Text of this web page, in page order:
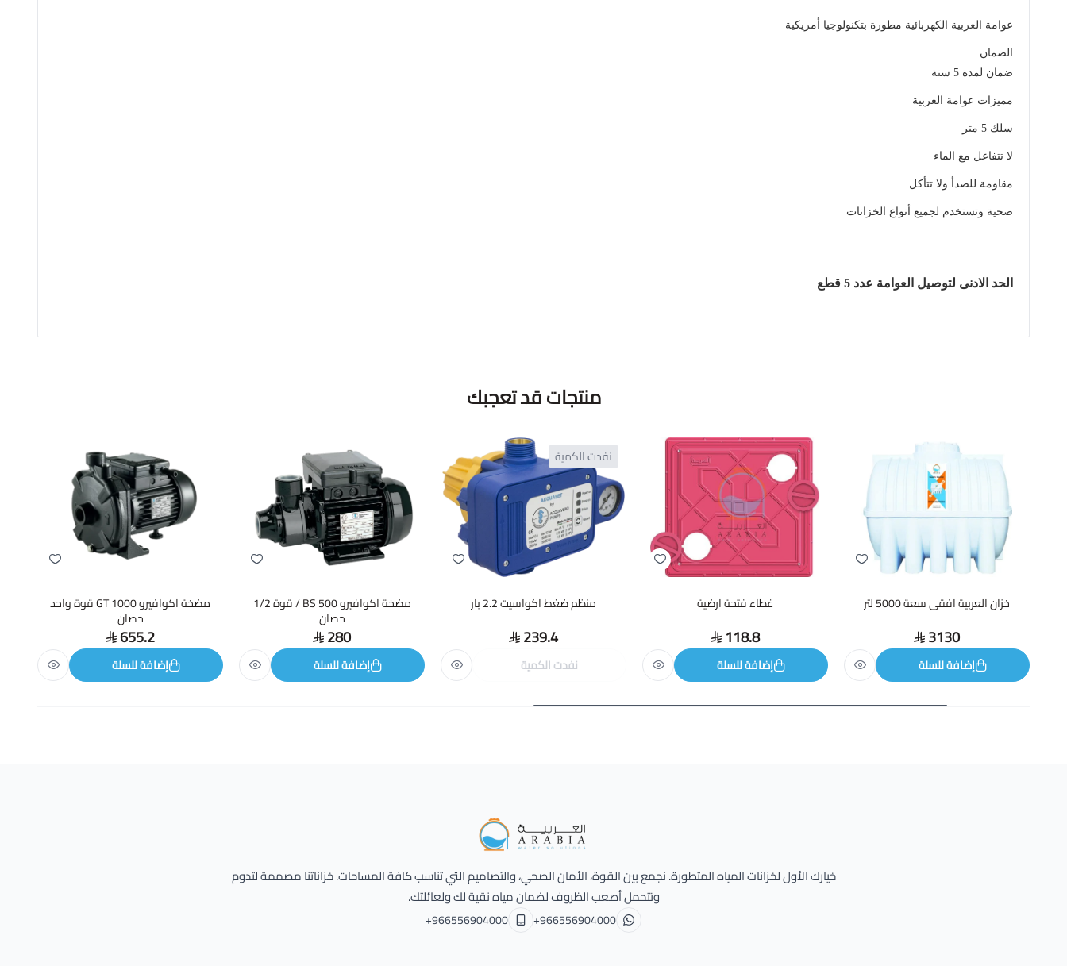
عوامة العربية الكهربائية مطورة بتكنولوجيا أمريكية
الضمان
ضمان لمدة 5 سنة
مميزات عوامة العربية
سلك 5 متر
لا تتفاعل مع الماء
مقاومة للصدأ ولا تتأكل
صحية وتستخدم لجميع أنواع الخزانات
الحد الادنى لتوصيل العوامة عدد 5 قطع
منتجات قد تعجبك
خزان العربية افقى سعة 5000 لتر
3130
إضافة للسلة
غطاء فتحة ارضية
118.8
إضافة للسلة
نفدت الكمية
منظم ضغط اكواسيت 2.2 بار
239.4
نفدت الكمية
مضخة اكوافيرو BS 500 / قوة 1/2
حصان
280
إضافة للسلة
مضخة اكوافيرو GT 1000 قوة واحد
حصان
655.2
إضافة للسلة
Alarabia Store - متجر العربية
خيارك الأول لخزانات المياه المتطورة. نجمع بين القوة، الأمان الصحي، والتصاميم التي تناسب كافة المساحات. خزاناتنا مصممة لتدوم
وتتحمل أصعب الظروف لضمان مياه نقية لك ولعائلتك.
+966556904000
+966556904000